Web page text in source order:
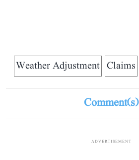
Claims
Weather Adjustment
Comment(s)
ADVERTISEMENT